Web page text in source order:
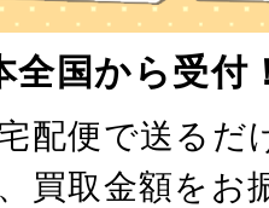
全国から受付
配便で送るだ
買取金額をお